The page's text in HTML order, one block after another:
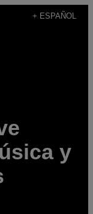
+ ESPAÑOL
y